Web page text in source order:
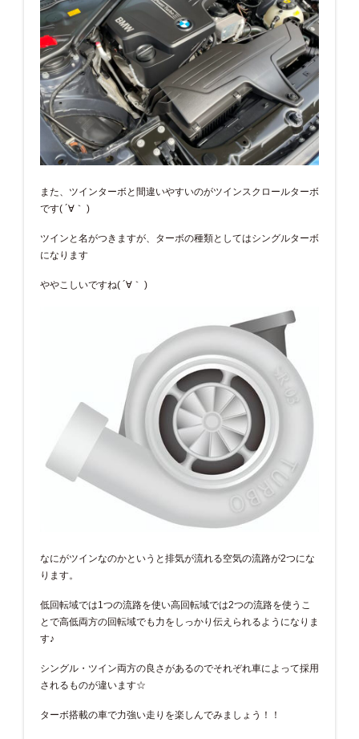
また、ツインターボと間違いやすいのがツインスクロールターボ
です( ´∀｀ )
ツインと名がつきますが、ターボの種類としてはシングルターボ
になります
ややこしいですね( ´∀｀ )
なにがツインなのかというと排気が流れる空気の流路が2つにな
ります。
低回転域では1つの流路を使い高回転域では2つの流路を使うこ
とで高低両方の回転域でも力をしっかり伝えられるようになりま
す♪
シングル・ツイン両方の良さがあるのでそれぞれ車によって採用
されるものが違います☆
ターボ搭載の車で力強い走りを楽しんでみましょう！！